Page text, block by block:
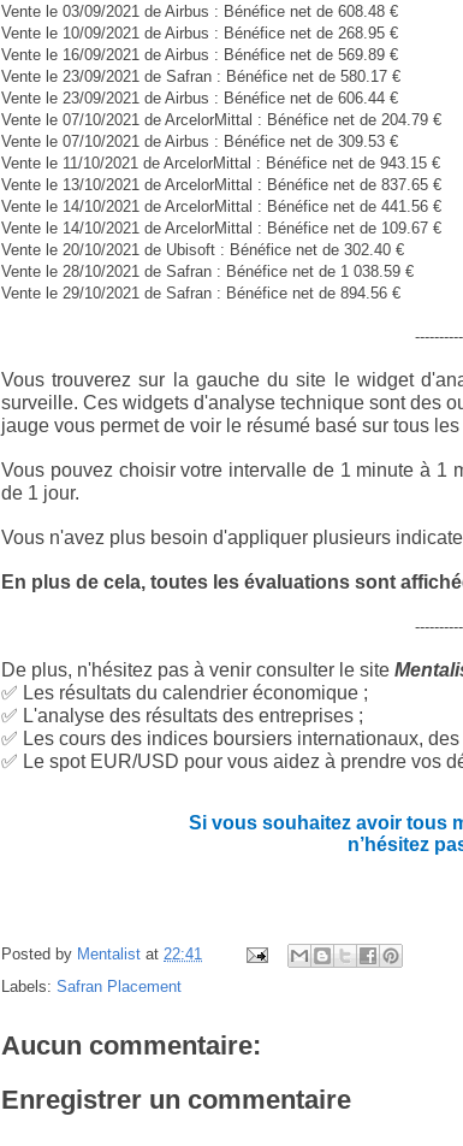
Vente le 03/09/2021 de Airbus : Bénéfice net de 608.48 €
Vente le 10/09/2021 de Airbus : Bénéfice net de 268.95 €
Vente le 16/09/2021 de Airbus : Bénéfice net de 569.89 €
Vente le 23/09/2021 de Safran : Bénéfice net de 580.17 €
Vente le 23/09/2021 de Airbus : Bénéfice net de 606.44 €
Vente le 07/10/2021 de ArcelorMittal : Bénéfice net de 204.79 €
Vente le 07/10/2021 de Airbus : Bénéfice net de 309.53 €
Vente le 11/10/2021 de ArcelorMittal : Bénéfice net de 943.15 €
Vente le 13/10/2021 de ArcelorMittal : Bénéfice net de 837.65 €
Vente le 14/10/2021 de ArcelorMittal : Bénéfice net de 441.56 €
Vente le 14/10/2021 de ArcelorMittal : Bénéfice net de 109.67 €
Vente le 20/10/2021 de Ubisoft : Bénéfice net de 302.40 €
Vente le 28/10/2021 de Safran : Bénéfice net de 1 038.59 €
Vente le 29/10/2021 de Safran : Bénéfice net de 894.56 €
Vous trouverez sur la gauche du site le widget
surveille. Ces widgets d'analyse technique sont des
jauge vous permet de voir le résumé basé sur tous
Vous pouvez choisir votre intervalle de 1 minute à 1
de 1 jour.
Vous n'avez plus besoin d'appliquer plusieurs
En plus de cela, toutes les évaluations sont
De plus, n'hésitez pas à venir consulter le site
✅ Les résultats du calendrier économique ;
✅ L'analyse des résultats des entreprises ;
✅ Les cours des indices boursiers internationaux,
✅ Le spot EUR/USD pour vous aidez à prendre vos
Si vous souhaitez avoir tous
n’hésitez
Posted by Mentalist at 22:41
Labels: Safran Placement
Aucun commentaire:
Enregistrer un commentaire